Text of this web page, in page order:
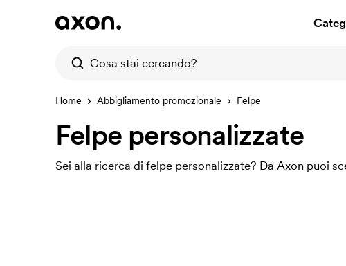
Home Abbigliamento promozionale Felpe
Felpe personalizzate
Sei alla ricerca di felpe personalizzate? Da Axon puoi